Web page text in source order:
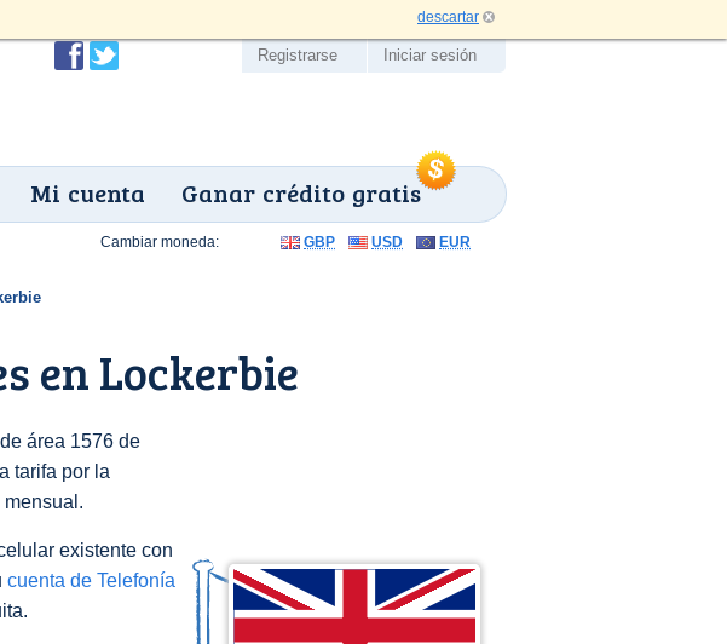
descartar
Ganar crédito gratis
Mi cuenta
Registrarse Iniciar sesión
en Lockerbie
área 1576 de
tarifa por la
existente con
cuenta de Telefonía
Cambiar moneda: GBP USD EUR